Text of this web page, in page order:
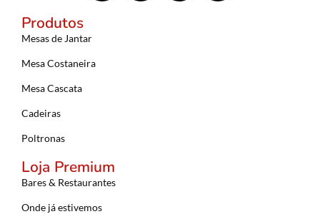
Produtos
Mesas de Jantar
Mesa Costaneira
Mesa Cascata
Cadeiras
Poltronas
Loja Premium
Bares & Restaurantes
Onde já estivemos